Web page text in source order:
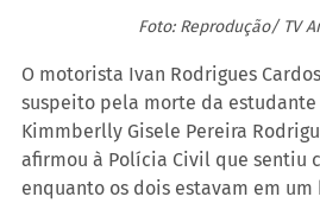
Foto: Reprodução/ TV
O motorista Ivan Rodrigues
suspeito pela morte da
Kimmberlly Gisele Pereira
afirmou à Polícia Civil que sentiu
enquanto os dois estavam em